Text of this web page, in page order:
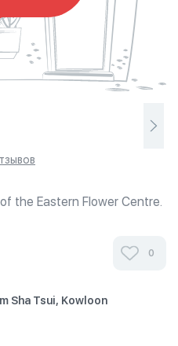
the Eastern Flower Centre.
0
Sha Tsui, Kowloon